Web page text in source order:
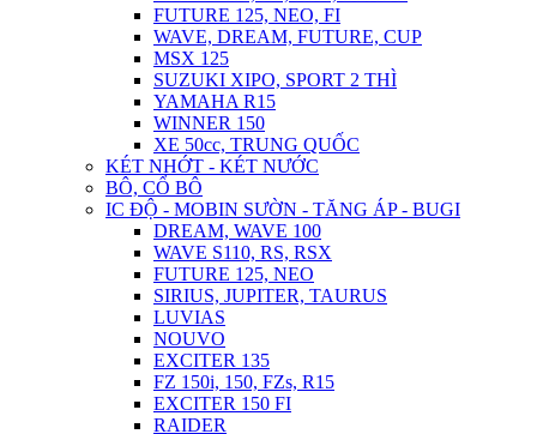
FUTURE 125, NEO, FI
WAVE, DREAM, FUTURE, CUP
MSX 125
SUZUKI XIPO, SPORT 2 THÌ
YAMAHA R15
WINNER 150
XE 50cc, TRUNG QUỐC
KÉT NHỚT - KÉT NƯỚC
BÔ, CỔ BÔ
IC ĐỘ - MOBIN SƯỜN - TĂNG ÁP - BUGI
DREAM, WAVE 100
WAVE S110, RS, RSX
FUTURE 125, NEO
SIRIUS, JUPITER, TAURUS
LUVIAS
NOUVO
EXCITER 135
FZ 150i, 150, FZs, R15
EXCITER 150 FI
RAIDER